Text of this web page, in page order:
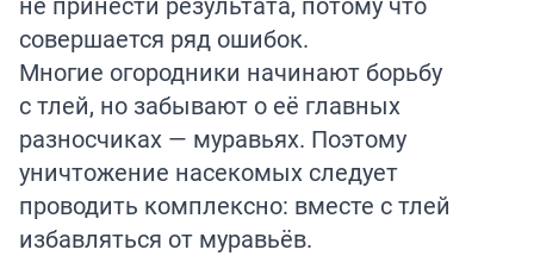
совершается ряд ошибок.
Многие огородники начинают борьбу
с тлей, но забывают о её главных
разносчиках — муравьях. Поэтому
уничтожение насекомых следует
проводить комплексно: вместе с тлей
избавляться от муравьёв.